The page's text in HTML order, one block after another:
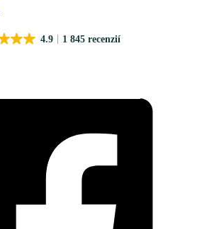
4.9 1 845 recenzií